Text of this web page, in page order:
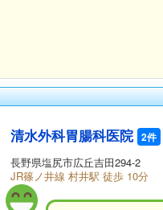
清水外科胃腸科医院 2件
長野県塩尻市広丘吉田294-2
JR篠ノ井線 村井駅 徒歩 10分